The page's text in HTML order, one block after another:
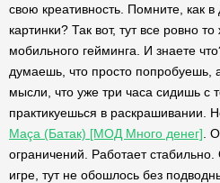
свою креативность. Помните, как
картинки? Так вот, тут все ровно
мобильного гейминга. И знаете
думаешь, что просто попробуешь,
мысли, что уже три часа сидишь с
практикуешься в раскрашивании.
Maça (Батак) [МОД Много денег] .
ограничений. Работает
игре, тут не обошлось без